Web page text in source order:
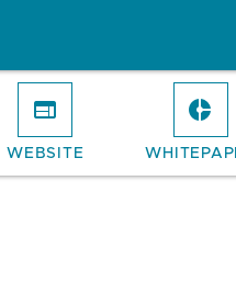
WEBSITE